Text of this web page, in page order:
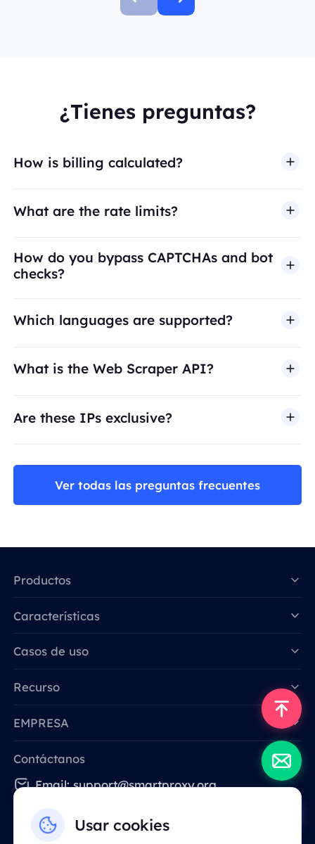
¿Tienes preguntas?
How is billing calculated?
What are the rate limits?
How do you bypass CAPTCHAs and bot
checks?
Which languages are supported?
What is the Web Scraper API?
Are these IPs exclusive?
Ver todas las preguntas frecuentes
Usar cookies
Productos
Características
Casos de uso
Recurso
EMPRESA
Contáctanos
Email: support@smartproxy.org